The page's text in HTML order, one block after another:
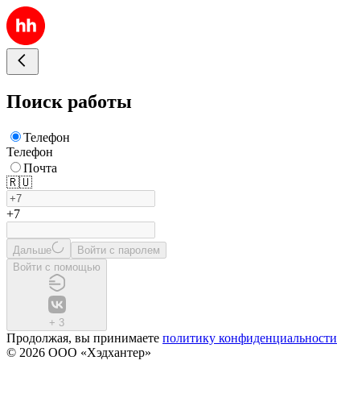
Поиск работы
Телефон
Телефон
Почта
🇷🇺
+7
Дальше
Войти с паролем
Войти с помощью
+ 3
Продолжая, вы принимаете политику конфиденциальности
© 2026 ООО «Хэдхантер»